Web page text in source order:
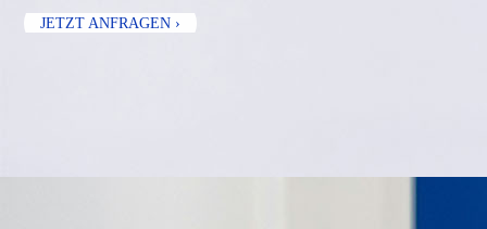
JETZT ANFRAGEN ›